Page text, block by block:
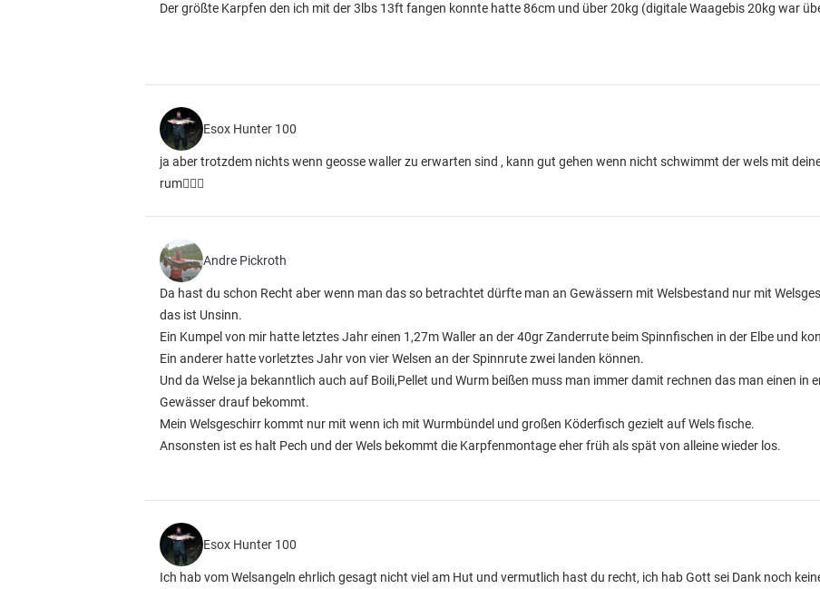
Der größte Karpfen den ich mit der 3lbs 13ft fangen konnte hatte 86cm und über 20kg (digitale Waagebis 20kg war
Esox Hunter 100
ja aber trotzdem nichts wenn geosse waller zu erwarten sind , kann gut gehen wenn nicht schwimmt der wels mit
rum💁🏼‍♂️
Andre Pickroth
Da hast du schon Recht aber wenn man das so betrachtet dürfte man an Gewässern mit Welsbestand nur mit
das ist Unsinn.
Ein Kumpel von mir hatte letztes Jahr einen 1,27m Waller an der 40gr Zanderrute beim Spinnfischen in der Elbe und
Ein anderer hatte vorletztes Jahr von vier Welsen an der Spinnrute zwei landen können.
Und da Welse ja bekanntlich auch auf Boili,Pellet und Wurm beißen muss man immer damit rechnen das man einen in
Gewässer drauf bekommt.
Mein Welsgeschirr kommt nur mit wenn ich mit Wurmbündel und großen Köderfisch gezielt auf Wels fische.
Ansonsten ist es halt Pech und der Wels bekommt die Karpfenmontage eher früh als spät von alleine wieder los.
Esox Hunter 100
Ich hab vom Welsangeln ehrlich gesagt nicht viel am Hut und vermutlich hast du recht, ich hab Gott sei Dank noch